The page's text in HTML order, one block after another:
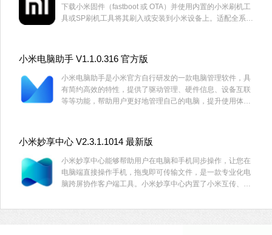
下载小米固件（fastboot 或 OTA）并使用内置的小米刷机工
具或SP刷机工具将其刷入或安装到小米设备上。适配全系列
小米电脑助手 V1.1.0.316 官方版
小米电脑助手是小米官方自行研发的一款电脑管理软件，具
有简约高效的特性，提供了驱动管理、硬件信息、设备互联
等等功能，帮助用户更好地管理自己的电脑，提升使用体
小米妙享中心 V2.3.1.1014 最新版
小米妙享中心能够帮助用户在电脑和手机同步操作，让您在
电脑端直接操作手机，拖曳即可传输文件，是一款专业化电
脑跨屏协作客户端工具。小米妙享中心内置了小米互传、语